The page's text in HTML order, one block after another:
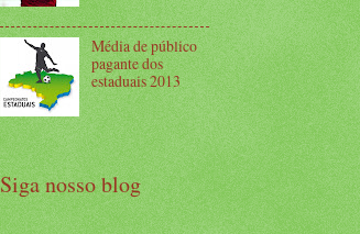
Média de público
pagante dos
estaduais 2013
Siga nosso blog